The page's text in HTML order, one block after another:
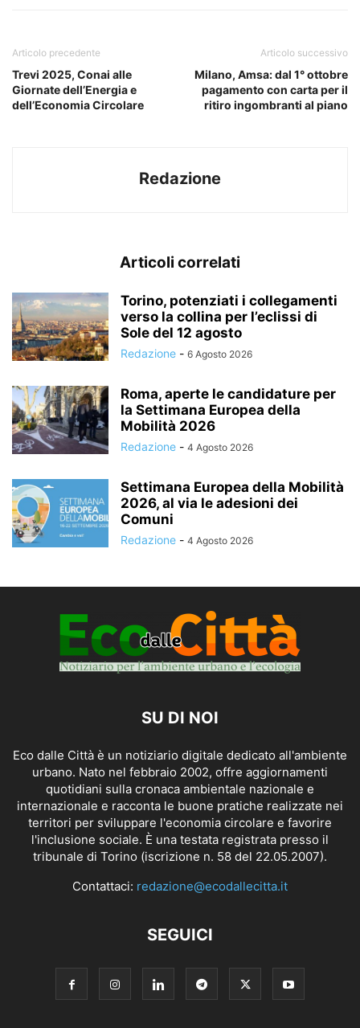
Articolo precedente
Trevi 2025, Conai alle
Giornate dell’Energia e
dell’Economia Circolare
Articolo successivo
Milano, Amsa: dal 1° ottobre
pagamento con carta per il
ritiro ingombranti al piano
Redazione
Articoli correlati
Torino, potenziati i collegamenti
verso la collina per l’eclissi di
Sole del 12 agosto
Redazione - 6 Agosto 2026
Roma, aperte le candidature per
la Settimana Europea della
Mobilità 2026
Redazione - 4 Agosto 2026
Settimana Europea della Mobilità
2026, al via le adesioni dei
Comuni
Redazione - 4 Agosto 2026
SU DI NOI
Eco dalle Città è un notiziario digitale dedicato all'ambiente
urbano. Nato nel febbraio 2002, offre aggiornamenti
quotidiani sulla cronaca ambientale nazionale e
internazionale e racconta le buone pratiche realizzate nei
territori per sviluppare l'economia circolare e favorire
l'inclusione sociale. È una testata registrata presso il
tribunale di Torino (iscrizione n. 58 del 22.05.2007).
Contattaci: redazione@ecodallecitta.it
SEGUICI